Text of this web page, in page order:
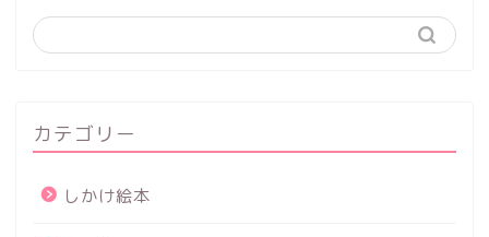
カテゴリー
しかけ絵本